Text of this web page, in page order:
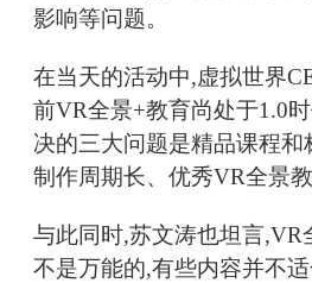
影响等问题。
在当天的活动中,虚拟世界
前VR全景+教育尚处于1.0
决的三大问题是精品课程和
制作周期长、优秀VR全景
与此同时,苏文涛也坦言,VR
不是万能的,有些内容并不